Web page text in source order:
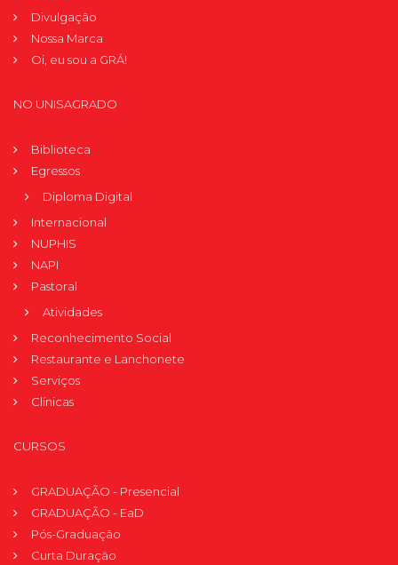
Divulgação
Nossa Marca
Oi, eu sou a GRÁ!
NO UNISAGRADO
Biblioteca
Egressos
Diploma Digital
Internacional
NUPHIS
NAPI
Pastoral
Atividades
Reconhecimento Social
Restaurante e Lanchonete
Serviços
Clínicas
CURSOS
GRADUAÇÃO - Presencial
GRADUAÇÃO - EaD
Pós-Graduação
Curta Duração